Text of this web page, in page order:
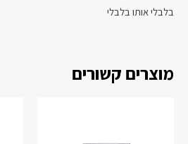
בלבלי אותו בלבלי
מוצרים קשורים